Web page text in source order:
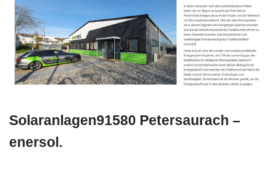
Solaranlagen91580 Petersaurach –
enersol.